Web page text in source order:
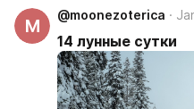
M
@moonezoterica
14 лунные сутки